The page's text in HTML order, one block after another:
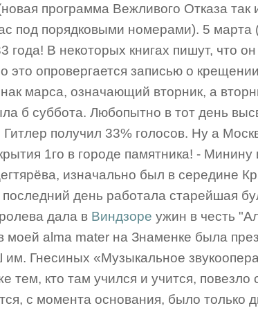
программа Вежливого Отказа так
под порядковыми номерами). 5 марта
года! В некоторых книгах пишут, что
это опровергается записью о
марса, означающий вторник, а
б суббота. Любопытно в тот день
получил 33% голосов. Ну а
1го в городе памятника! -
изначально был в середине
день работала старейшая
дала в Виндзоре ужин в честь
моей alma mater на Знаменке была
Гнесиных «Музыкальное
тем, кто там учился и учится, повезло
с момента основания, было только